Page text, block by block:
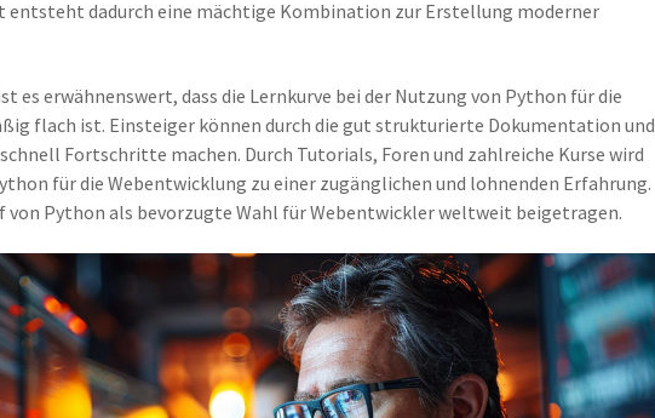
entsteht dadurch eine mächtige Kombination zur Erstellung moderner
es erwähnenswert, dass die Lernkurve bei der Nutzung von Python für die
flach ist. Einsteiger können durch die gut strukturierte Dokumentation und
Fortschritte machen. Durch Tutorials, Foren und zahlreiche Kurse wird
für die Webentwicklung zu einer zugänglichen und lohnenden Erfahrung.
von Python als bevorzugte Wahl für Webentwickler weltweit beigetragen.